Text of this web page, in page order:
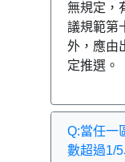
無規定，
議規範第
外，應由
定推選。
Q:當任一
數超過1/